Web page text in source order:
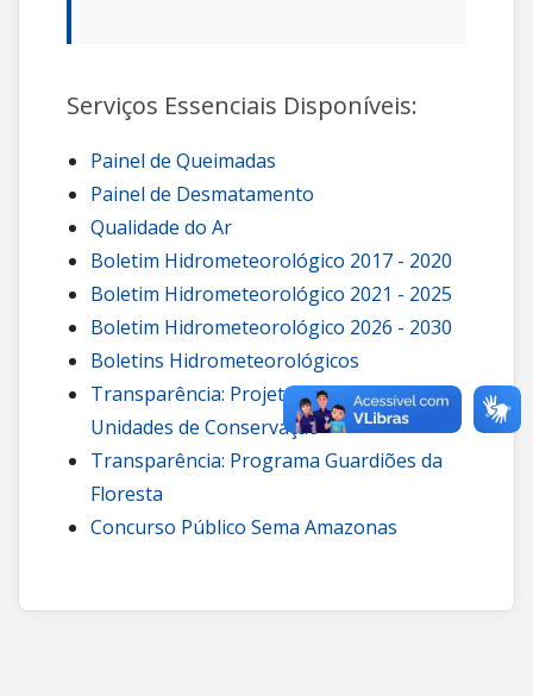
Serviços Essenciais Disponíveis:
Painel de Queimadas
Painel de Desmatamento
Qualidade do Ar
Boletim Hidrometeorológico 2017 - 2020
Boletim Hidrometeorológico 2021 - 2025
Boletim Hidrometeorológico 2026 - 2030
Boletins Hidrometeorológicos
Transparência: Projetos de carbono em
Unidades de Conservação
Transparência: Programa Guardiões da
Floresta
Concurso Público Sema Amazonas